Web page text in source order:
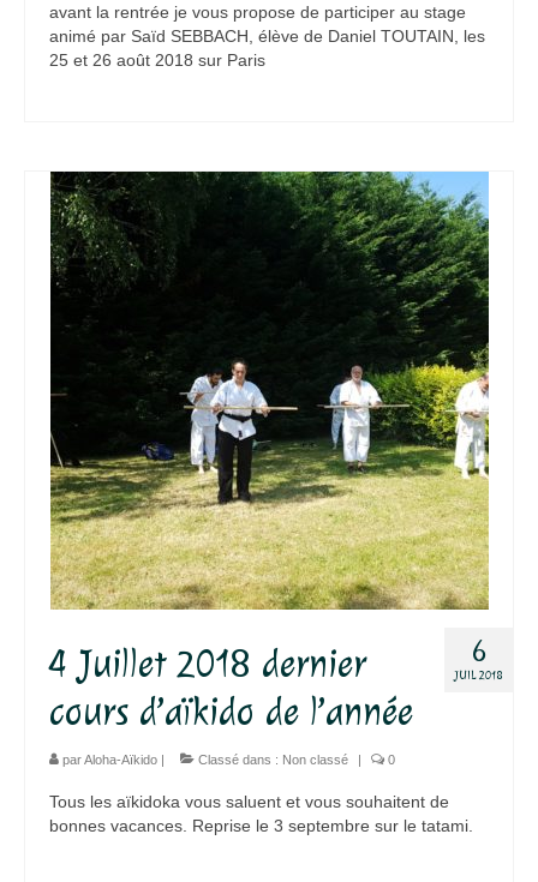
avant la rentrée je vous propose de participer au stage
animé par Saïd SEBBACH, élève de Daniel TOUTAIN, les
25 et 26 août 2018 sur Paris
6
JUIL 2018
4 Juillet 2018 dernier
cours d’aïkido de l’année
parAloha-Aïkido | Classé dans : Non classé | 0
Tous les aïkidoka vous saluent et vous souhaitent de
bonnes vacances. Reprise le 3 septembre sur le tatami.